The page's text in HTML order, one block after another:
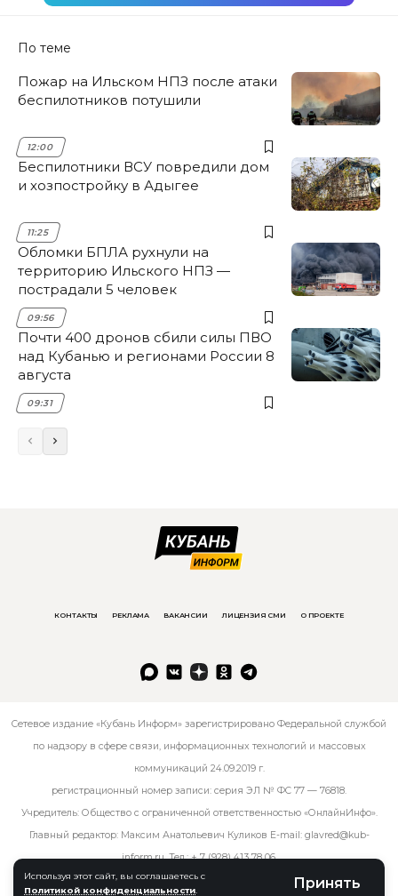
Используя этот сайт, вы соглашаетесь с
Политикой конфиденциальности
Принять
По теме
Пожар на Ильском НПЗ после атаки
беспилотников потушили
12:00
Беспилотники ВСУ повредили дом
и хозпостройку в Адыгее
11:25
Обломки БПЛА рухнули на
территорию Ильского НПЗ —
пострадали 5 человек
09:56
Почти 400 дронов сбили силы ПВО
над Кубанью и регионами России 8
августа
09:31
КОНТАКТЫ РЕКЛАМА ВАКАНСИИ ЛИЦЕНЗИЯ СМИ О ПРОЕКТЕ
Сетевое издание «Кубань Информ» зарегистрировано Федеральной службой
по надзору в сфере связи, информационных технологий и массовых
коммуникаций 24.09.2019 г.
регистрационный номер записи: серия ЭЛ № ФС 77 — 76818.
Учредитель: Общество с ограниченной ответственностью «ОнлайнИнфо».
Главный редактор: Максим Анатольевич Куликов E-mail: glavred@kub-
inform.ru. Тел.:+ 7 (928) 413 78 06.